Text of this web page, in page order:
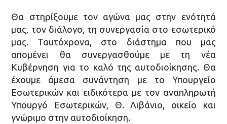
Θα στηρίξουμε τον αγώνα μας στην ενότητά
μας, τον διάλογο, τη συνεργασία στο εσωτερικό
μας. Ταυτόχρονα, στο διάστημα που μας
απομένει θα συνεργασθούμε με τη νέα
Κυβέρνηση για το καλό της αυτοδιοίκησης. Θα
έχουμε άμεσα συνάντηση με το Υπουργείο
Εσωτερικών και ειδικότερα με τον αναπληρωτή
Υπουργό Εσωτερικών, Θ. Λιβάνιο, οικείο και
γνώριμο στην αυτοδιοίκηση.